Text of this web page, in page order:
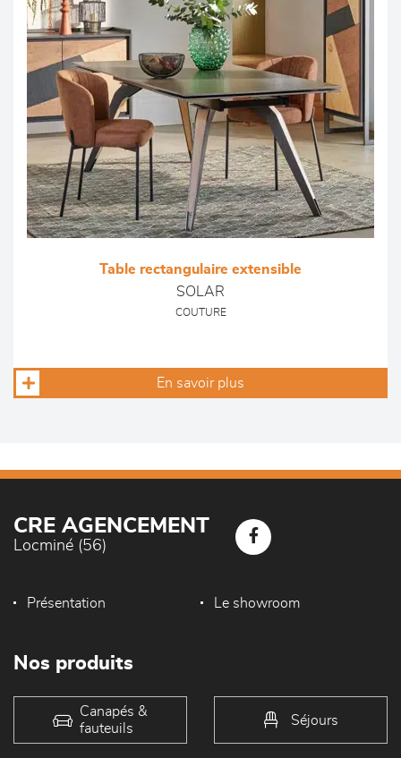
Table rectangulaire extensible
SOLAR
COUTURE
En savoir plus
CRE AGENCEMENT
Locminé (56)
Présentation Le showroom
Nos produits
Canapés &
fauteuils
Séjours